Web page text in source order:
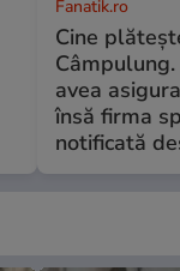
Fanatik.ro
Cine
avea
însă firma
notificată